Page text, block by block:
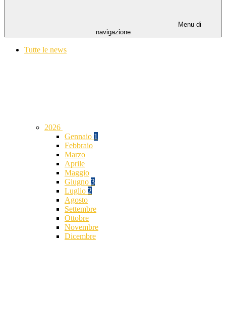
Menu di
navigazione
Tutte le news
2026
Gennaio 1
Febbraio
Marzo
Aprile
Maggio
Giugno 3
Luglio 2
Agosto
Settembre
Ottobre
Novembre
Dicembre